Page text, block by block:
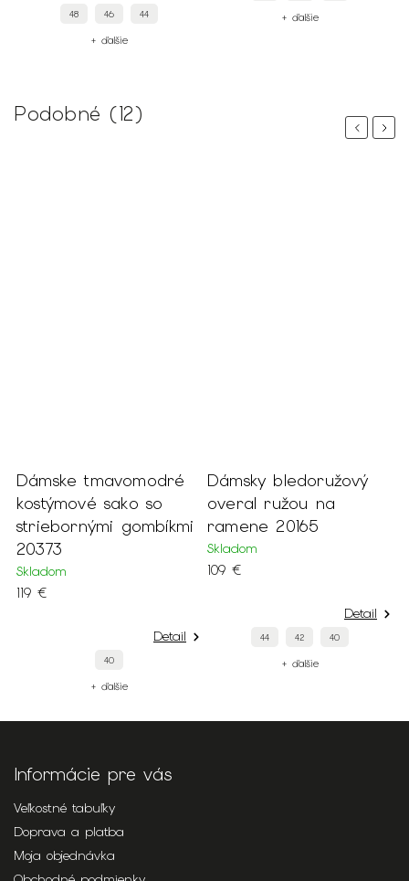
48 46 44
+ ďalšie
+ ďalšie
Podobné (12)
Previous
Dámske tmavomodré
kostýmové sako so
striebornými gombíkmi
20373
Skladom
119 €
Detail
40
+ ďalšie
Dámsky bledoružový
overal ružou na
ramene 20165
Skladom
109 €
Detail
44 42 40
+ ďalšie
Next
Informácie pre vás
Veľkostné tabuľky
Doprava a platba
Moja objednávka